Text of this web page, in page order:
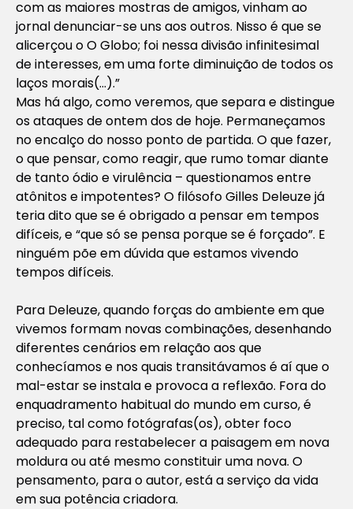
com as maiores mostras de amigos, vinham ao
jornal denunciar-se uns aos outros. Nisso é que se
alicerçou o O Globo; foi nessa divisão infinitesimal
de interesses, em uma forte diminuição de todos os
laços morais(…).”
Mas há algo, como veremos, que separa e distingue
os ataques de ontem dos de hoje. Permaneçamos
no encalço do nosso ponto de partida. O que fazer,
o que pensar, como reagir, que rumo tomar diante
de tanto ódio e virulência – questionamos entre
atônitos e impotentes? O filósofo Gilles Deleuze já
teria dito que se é obrigado a pensar em tempos
difíceis, e “que só se pensa porque se é forçado”. E
ninguém põe em dúvida que estamos vivendo
tempos difíceis.
Para Deleuze, quando forças do ambiente em que
vivemos formam novas combinações, desenhando
diferentes cenários em relação aos que
conhecíamos e nos quais transitávamos é aí que o
mal-estar se instala e provoca a reflexão. Fora do
enquadramento habitual do mundo em curso, é
preciso, tal como fotógrafas(os), obter foco
adequado para restabelecer a paisagem em nova
moldura ou até mesmo constituir uma nova. O
pensamento, para o autor, está a serviço da vida
em sua potência criadora.